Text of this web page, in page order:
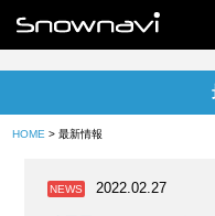
HOME > 最新情報
NEWS 2022.02.27